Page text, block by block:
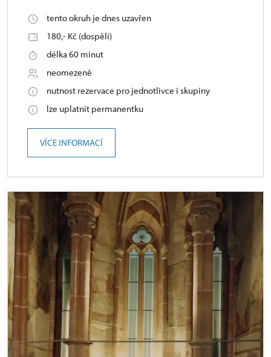
tento okruh je dnes uzavřen
180,- Kč (dospělí)
délka 60 minut
neomezeně
nutnost rezervace pro jednotlivce i skupiny
lze uplatnit permanentku
VÍCE INFORMACÍ